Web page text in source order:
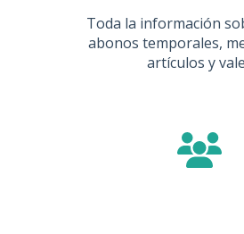
Toda la información
abonos temporales,
artículos y